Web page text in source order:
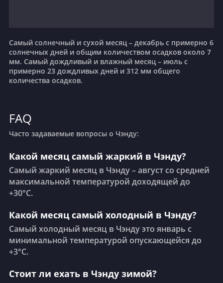
Самый солнечный и сухой месяц – декабрь с примерно 6
солнечных дней и общим количеством осадков около 7
мм. Самый дождливый и влажный месяц – июль с
примерно 23 дождливых дней и 312 мм общего
количества осадков.
FAQ
Часто задаваемые вопросы о Чэнду:
Какой месяц самый жаркий в Чэнду?
Самый жаркий месяц в Чэнду – август со средней
максимальной температурой доходящей до
+30°C.
Какой месяц самый холодный в Чэнду?
Самый холодный месяц в Чэнду это январь с
минимальной температурой опускающейся до
+3°C.
Стоит ли ехать в Чэнду зимой?